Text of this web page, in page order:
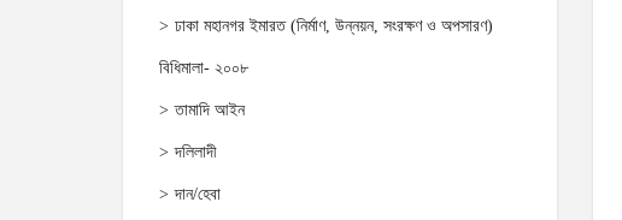
ঢাকা মহানগর ইমারত (নির্মাণ, উন্নয়ন, সংরক্ষণ ও অপসারণ)
বিধিমালা- ২০০৮
তামাদি আইন
দলিলাদী
দান/হেবা